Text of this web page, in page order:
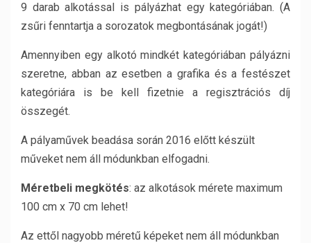
9 darab alkotással is pályázhat egy kategóriában. (A
zsűri fenntartja a sorozatok megbontásának jogát!)
Amennyiben egy alkotó mindkét kategóriában pályázni
szeretne, abban az esetben a grafika és a festészet
kategóriára is be kell fizetnie a regisztrációs díj
összegét.
A pályaművek beadása során 2016 előtt készült
műveket nem áll módunkban elfogadni.
Méretbeli megkötés: az alkotások mérete maximum
100 cm x 70 cm lehet!
Az ettől nagyobb méretű képeket nem áll módunkban